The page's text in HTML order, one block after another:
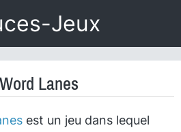
Jeux
Lanes
est un jeu dans lequel